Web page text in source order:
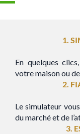
1.
En quelques
votre maison ou
2.
Le simulateur
du marché et de
3.